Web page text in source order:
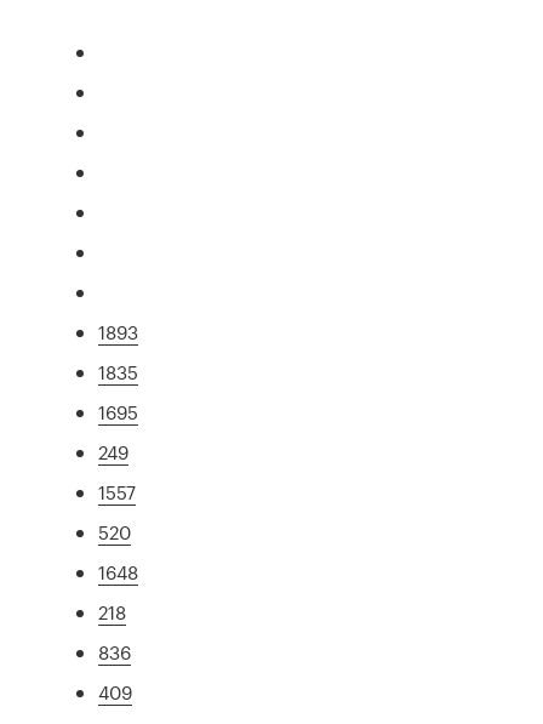
1893
1835
1695
249
1557
520
1648
218
836
409